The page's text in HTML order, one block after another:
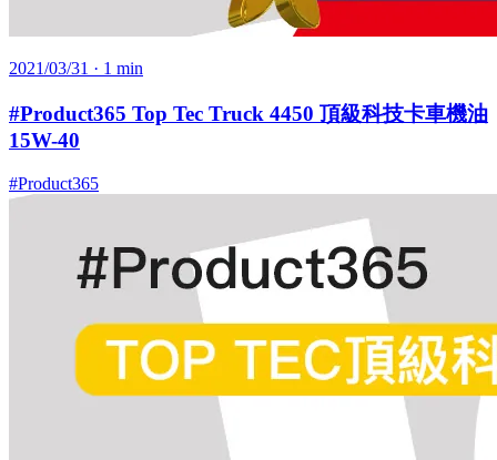
2021/03/31 · 1 min
#Product365 Top Tec Truck 4450 頂級科技卡車機油
15W-40
#Product365